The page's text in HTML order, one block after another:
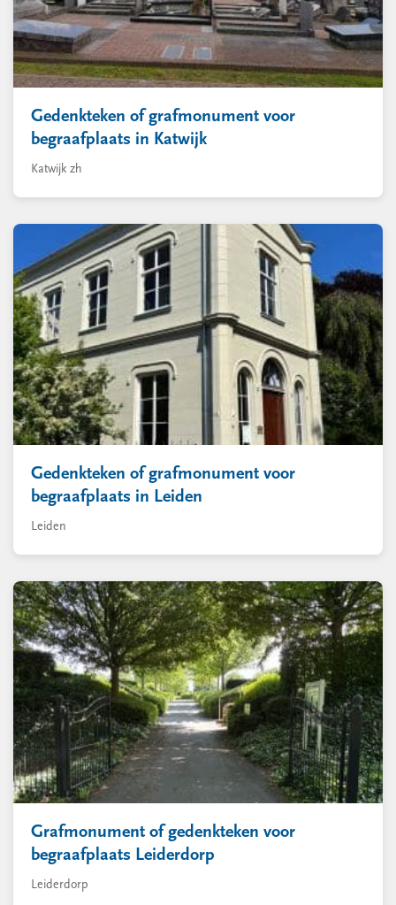
Gedenkteken of grafmonument voor
begraafplaats in Katwijk
Katwijk zh
Gedenkteken of grafmonument voor
begraafplaats in Leiden
Leiden
Grafmonument of gedenkteken voor
begraafplaats Leiderdorp
Leiderdorp